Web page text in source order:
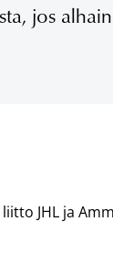
jos
JHL ja